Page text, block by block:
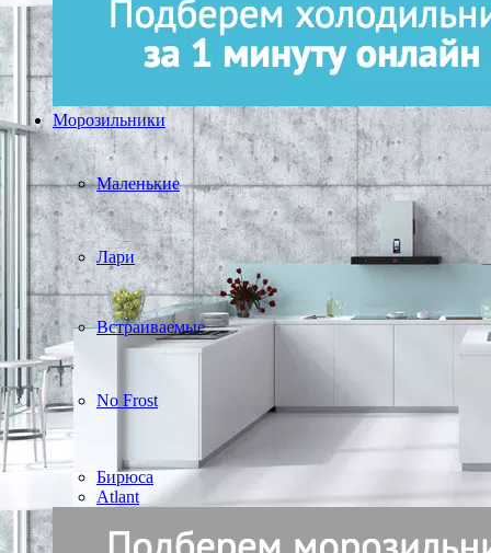
Морозильники
Маленькие
Лари
Встраиваемые
No Frost
Бирюса
Atlant